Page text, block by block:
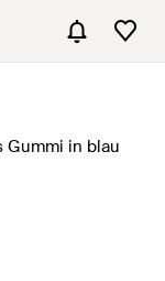
Gummi in blau